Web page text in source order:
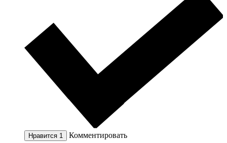
Нравится 1 Комментировать